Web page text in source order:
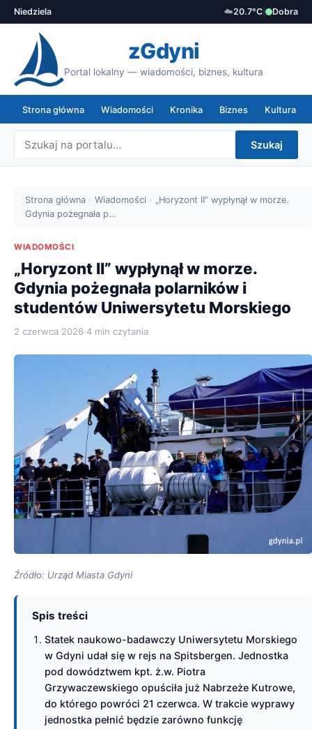
Niedziela ☁️20.7°C Dobra
zGdyni
Portal lokalny — wiadomości, biznes, kultura
Strona główna Wiadomości Kronika Biznes Kultura
Szukaj
Strona główna › Wiadomości › „Horyzont II” wypłynął w morze.
Gdynia pożegnała p…
WIADOMOŚCI
„Horyzont II” wypłynął w morze.
Gdynia pożegnała polarników i
studentów Uniwersytetu Morskiego
2 czerwca 2026·4 min czytania
Źródło: Urząd Miasta Gdyni
Spis treści
Statek naukowo-badawczy Uniwersytetu Morskiego
w Gdyni udał się w rejs na Spitsbergen. Jednostka
pod dowództwem kpt. ż.w. Piotra
Grzywaczewskiego opuściła już Nabrzeże Kutrowe,
do którego powróci 21 czerwca. W trakcie wyprawy
jednostka pełnić będzie zarówno funkcję